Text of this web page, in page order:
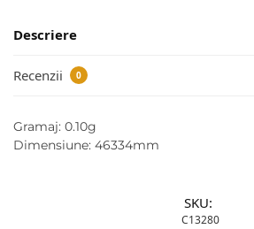
Descriere
Recenzii 0
Gramaj: 0.10g
Dimensiune: 46334mm
SKU:
C13280